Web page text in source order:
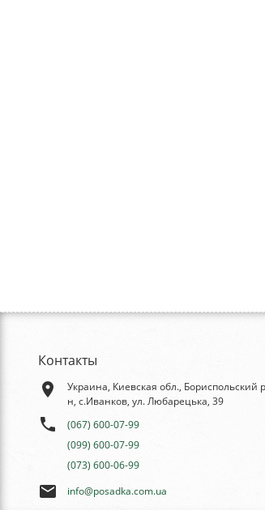
Контакты
place
Украина, Киевская обл., Бориспольский
н, с.Иванков, ул. Любарецька, 39
phone
(067) 600-07-99
(099) 600-07-99
(073) 600-06-99
email info@posadka.com.ua